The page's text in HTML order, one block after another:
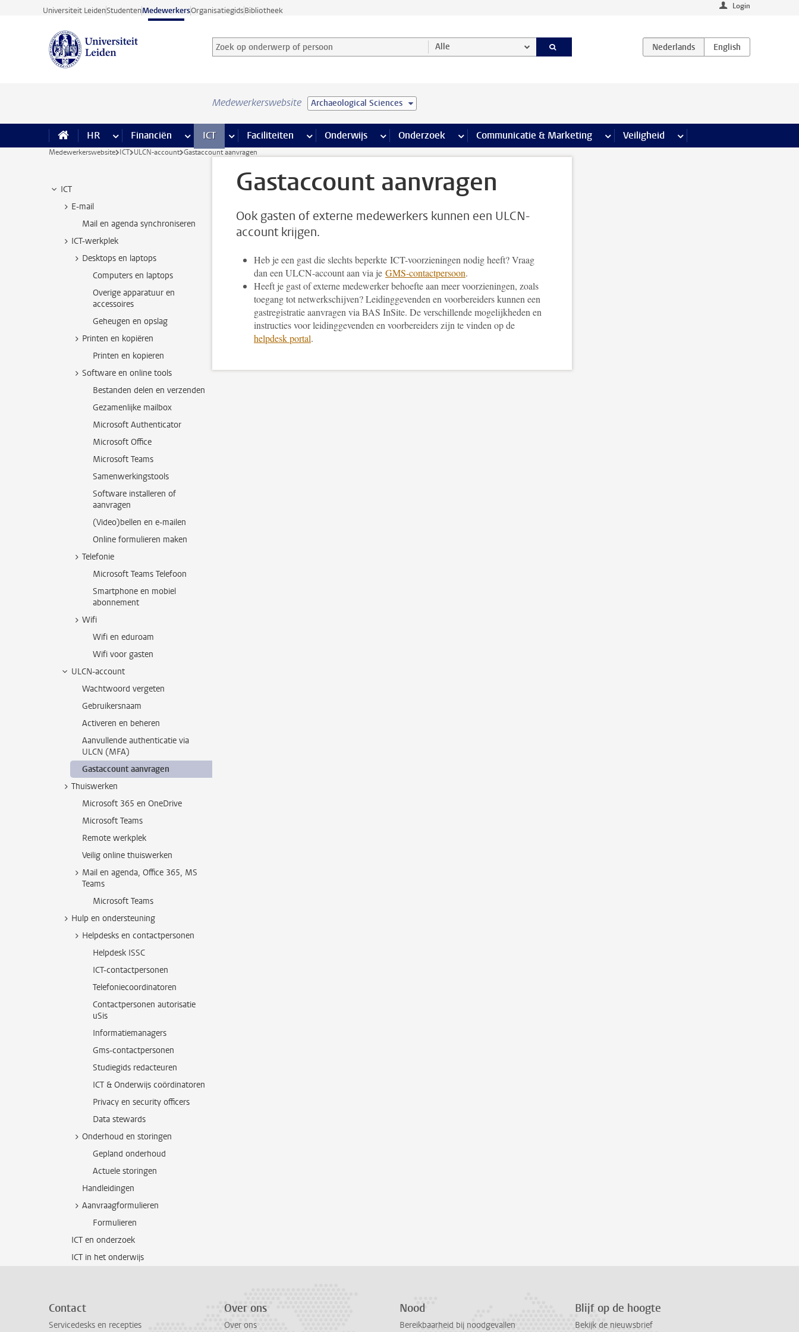
Ga direct naar de inhoud
Universiteit LeidenStudentenMedewerkersOrganisatiegidsBibliotheek Login
Zoek op onderwerp of persoon en selecteer categorie
Zoekterm Alle
Medewerkerswebsite Archaeological Sciences
HR meer HR pagina’s
Financiën meer Financiën pagina’s
ICT meer ICT pagina’s
Faciliteiten meer Faciliteiten pagina’s
Onderwijs meer Onderwijs pagina’s
Onderzoek meer Onderzoek pagina’s
Communicatie & Marketing meer Communicatie & Marketing pagina’s
Veiligheid meer Veiligheid pagina’s
Medewerkerswebsite ICT ULCN-account Gastaccount aanvragen
ICT
E-mail
Mail en agenda synchroniseren
ICT-werkplek
Desktops en laptops
Computers en laptops
Overige apparatuur en
accessoires
Geheugen en opslag
Printen en kopiëren
Printen en kopieren
Software en online tools
Bestanden delen en verzenden
Gezamenlijke mailbox
Microsoft Authenticator
Microsoft Office
Microsoft Teams
Samenwerkingstools
Software installeren of
aanvragen
(Video)bellen en e-mailen
Online formulieren maken
Telefonie
Microsoft Teams Telefoon
Smartphone en mobiel
abonnement
Wifi
Wifi en eduroam
Wifi voor gasten
ULCN-account
Wachtwoord vergeten
Gebruikersnaam
Activeren en beheren
Aanvullende authenticatie via
ULCN (MFA)
Gastaccount aanvragen
Thuiswerken
Microsoft 365 en OneDrive
Microsoft Teams
Remote werkplek
Veilig online thuiswerken
Mail en agenda, Office 365, MS
Teams
Microsoft Teams
Hulp en ondersteuning
Helpdesks en contactpersonen
Helpdesk ISSC
ICT-contactpersonen
Telefoniecoordinatoren
Contactpersonen autorisatie
uSis
Informatiemanagers
Gms-contactpersonen
Studiegids redacteuren
ICT & Onderwijs coördinatoren
Privacy en security officers
Data stewards
Onderhoud en storingen
Gepland onderhoud
Actuele storingen
Handleidingen
Aanvraagformulieren
Formulieren
ICT en onderzoek
ICT in het onderwijs
Gastaccount aanvragen
Ook gasten of externe medewerkers kunnen een ULCN-
account krijgen.
Heb je een gast die slechts beperkte ICT-voorzieningen nodig heeft? Vraag
dan een ULCN-account aan via je GMS-contactpersoon.
Heeft je gast of externe medewerker behoefte aan meer voorzieningen, zoals
toegang tot netwerkschijven? Leidinggevenden en voorbereiders kunnen een
gastregistratie aanvragen via BAS InSite. De verschillende mogelijkheden en
instructies voor leidinggevenden en voorbereiders zijn te vinden op de
helpdesk portal.
Contact
Servicedesks en recepties
Over ons
Over ons
Nood
Bereikbaarheid bij noodgevallen
Blijf op de hoogte
Bekijk de nieuwsbrief